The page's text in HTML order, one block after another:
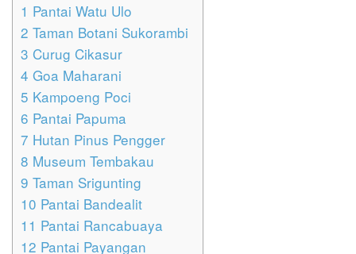
1 Pantai Watu Ulo
2 Taman Botani Sukorambi
3 Curug Cikasur
4 Goa Maharani
5 Kampoeng Poci
6 Pantai Papuma
7 Hutan Pinus Pengger
8 Museum Tembakau
9 Taman Srigunting
10 Pantai Bandealit
11 Pantai Rancabuaya
12 Pantai Payangan